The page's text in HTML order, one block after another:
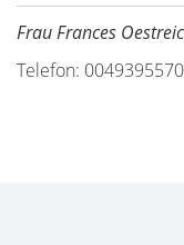
Frau Frances
Telefon: